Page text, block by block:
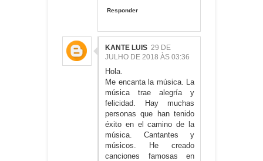
Responder
KANTE LUIS 29 DE
JULHO DE 2018 ÀS 03:36
Hola.
Me encanta la música. La
música trae alegría y
felicidad. Hay muchas
personas que han tenido
éxito en el camino de la
música. Cantantes y
músicos. He creado
canciones famosas en